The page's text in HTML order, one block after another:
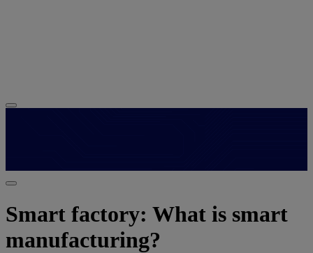
Smart factory: What is smart
manufacturing?